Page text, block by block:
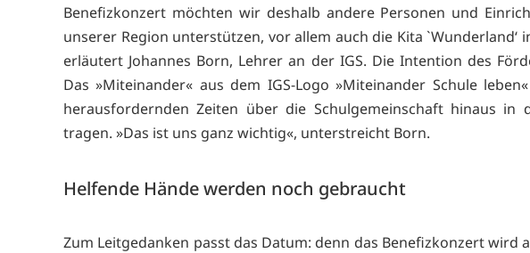
Benefizkonzert möchten wir deshalb andere Personen und
unserer Region unterstützen, vor allem auch die Kita `Wunderland‘
erläutert Johannes Born, Lehrer an der IGS. Die Intention des
Das »Miteinander« aus dem IGS-Logo »Miteinander Schule
herausfordernden Zeiten über die Schulgemeinschaft hinaus in
tragen. »Das ist uns ganz wichtig«, unterstreicht Born.
Helfende Hände werden noch gebraucht
Zum Leitgedanken passt das Datum: denn das Benefizkonzert wird